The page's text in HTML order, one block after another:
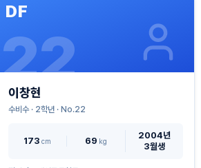
DF
22
이창현
수비수· 2학년 · No.22
173 cm 69 kg
2004년
3월생